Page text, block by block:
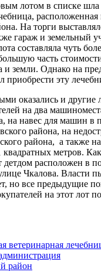
лотом в списке шла
расположенная
На торги
гараж и земельный
составляла чуть
часть
и земли. Однако на
приобрести эту
оказались и другие
на два
на навес для машин в
района, на
района, а также
метров.
детдом расположен в
Чкалова. Власти
но все предыдущие
на этот лот
ветеринарная
район